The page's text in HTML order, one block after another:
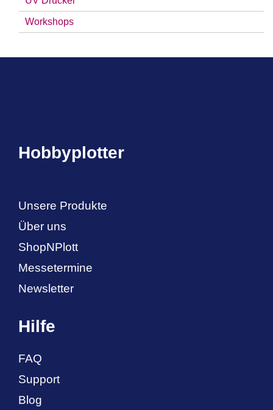
Workshops
Hobbyplotter
Unsere Produkte
Über uns
ShopNPlott
Messetermine
Newsletter
Hilfe
FAQ
Support
Blog